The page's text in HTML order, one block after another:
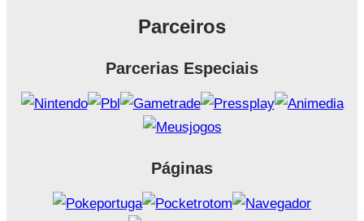
Parceiros
Parcerias Especiais
Páginas